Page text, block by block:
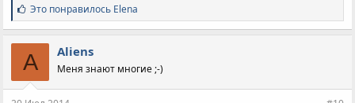
С
и
м
п
а
т
и
Это понравилось Elena
A Aliens
Меня знают многие ;-)